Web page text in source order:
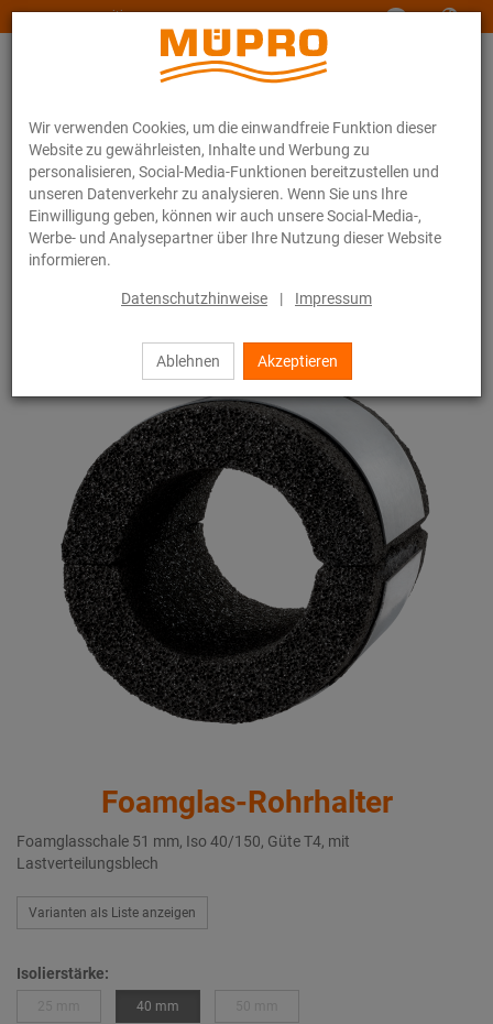
Wir verwenden Cookies, um die einwandfreie Funktion dieser
Website zu gewährleisten, Inhalte und Werbung zu
personalisieren, Social-Media-Funktionen bereitzustellen und
unseren Datenverkehr zu analysieren. Wenn Sie uns Ihre
Einwilligung geben, können wir auch unsere Social-Media-,
Werbe- und Analysepartner über Ihre Nutzung dieser Website
informieren.
Datenschutzhinweise | Impressum
Ablehnen Akzeptieren
www.muepro-maritim.com
Online-Katalog Befestigungstechnik
Rohrschellen
Foamglas-Rohrhalter
Foamglas-Rohrhalter
Foamglasschale 51 mm, Iso 40/150, Güte T4, mit
Lastverteilungsblech
Varianten als Liste anzeigen
Isolierstärke:
40 mm